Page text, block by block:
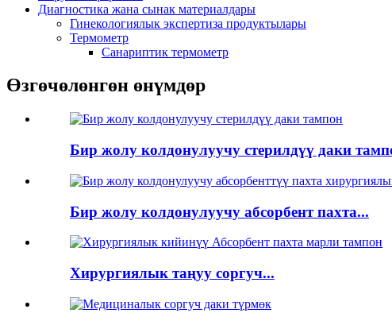
Диагностика жана сынак материалдары
Гинекологиялык экспертиза продуктылары
Термометр
Санариптик термометр
Өзгөчөлөнгөн өнүмдөр
Бир жолу колдонулуучу стерилдүү даки
Бир жолу колдонулуучу абсорбент пахта...
Хирургиялык таңуу соргуч...